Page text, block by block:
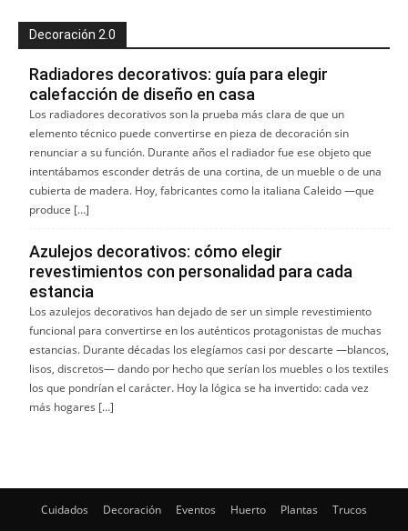
Decoración 2.0
Radiadores decorativos: guía para elegir
calefacción de diseño en casa
Los radiadores decorativos son la prueba más clara de que un
elemento técnico puede convertirse en pieza de decoración sin
renunciar a su función. Durante años el radiador fue ese objeto que
intentábamos esconder detrás de una cortina, de un mueble o de una
cubierta de madera. Hoy, fabricantes como la italiana Caleido —que
produce […]
Azulejos decorativos: cómo elegir
revestimientos con personalidad para cada
estancia
Los azulejos decorativos han dejado de ser un simple revestimiento
funcional para convertirse en los auténticos protagonistas de muchas
estancias. Durante décadas los elegíamos casi por descarte —blancos,
lisos, discretos— dando por hecho que serían los muebles o los textiles
los que pondrían el carácter. Hoy la lógica se ha invertido: cada vez
más hogares […]
Cuidados Decoración Eventos Huerto Plantas Trucos